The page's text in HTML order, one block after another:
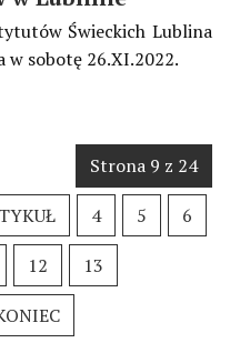
Świeckich Lublina
w sobotę 26.XI.2022.
Strona 9 z 24
4 5 6
12 13